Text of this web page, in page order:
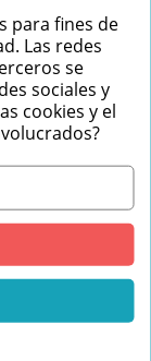
TWS
15
para fines de
Las redes
se
sociales y
cookies y el